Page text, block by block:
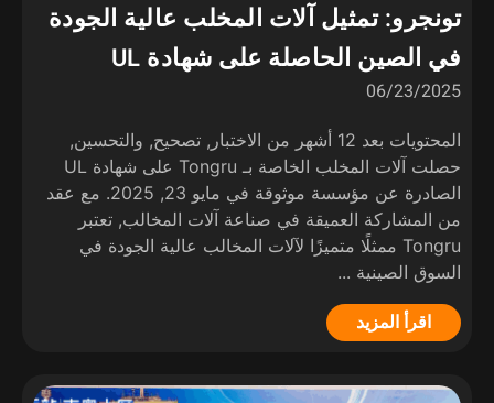
تونجرو: تمثيل آلات المخلب عالية الجودة
في الصين الحاصلة على شهادة UL
06/23/2025
المحتويات بعد 12 أشهر من الاختبار, تصحيح, والتحسين,
حصلت آلات المخلب الخاصة بـ Tongru على شهادة UL
الصادرة عن مؤسسة موثوقة في مايو 23, 2025. مع عقد
من المشاركة العميقة في صناعة آلات المخالب, تعتبر
Tongru ممثلًا متميزًا لآلات المخالب عالية الجودة في
السوق الصينية ...
اقرأ المزيد